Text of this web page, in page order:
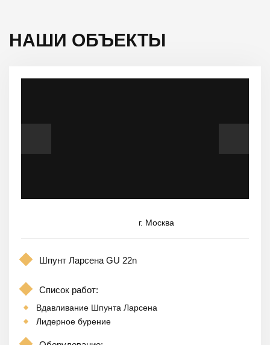
НАШИ ОБЪЕКТЫ
г. Москва
Шпунт Ларсена GU 22n
Список работ:
Вдавливание Шпунта Ларсена
Лидерное бурение